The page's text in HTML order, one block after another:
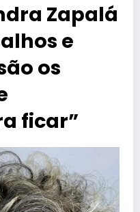
Zapalá
e
os
ficar”